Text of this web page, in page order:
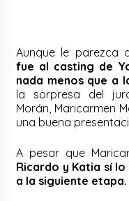
Aunque le parezca
fue al casting de
nada menos que a
la sorpresa del
Morán, Maricarmen
una buena
A pesar que
Ricardo y Katia sí
a la siguiente etapa.